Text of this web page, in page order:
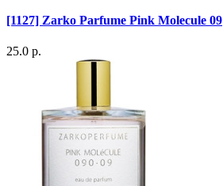
[1127] Zarko Parfume Pink Molecule 09
25.0 р.